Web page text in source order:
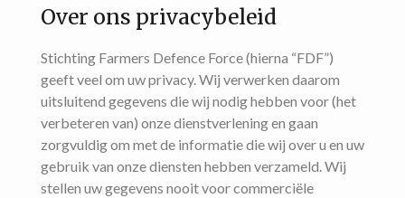
DONEREN
LID WORDEN/LOGIN
Over ons privacybeleid
Stichting Farmers Defence Force (hierna “FDF”)
geeft veel om uw privacy. Wij verwerken daarom
uitsluitend gegevens die wij nodig hebben voor (het
verbeteren van) onze dienstverlening en gaan
zorgvuldig om met de informatie die wij over u en uw
gebruik van onze diensten hebben verzameld. Wij
stellen uw gegevens nooit voor commerciële